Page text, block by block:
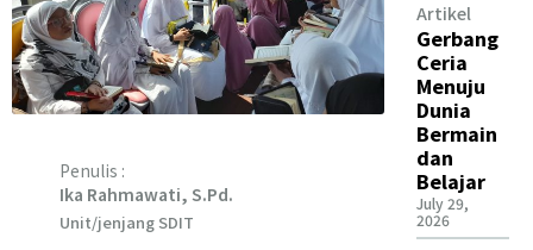
Penulis :
Ika Rahmawati, S.Pd.
Unit/jenjang SDIT
Artikel
Gerbang
Ceria
Menuju
Dunia
Bermain
dan
Belajar
July 29,
2026